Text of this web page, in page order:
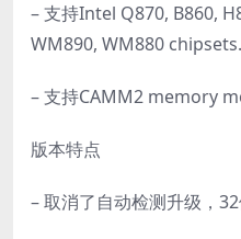
– 支持Intel Q870, B860,
WM890, WM880 chipsets.
– 支持CAMM2 memory
版本特点
– 取消了自动检测升级，